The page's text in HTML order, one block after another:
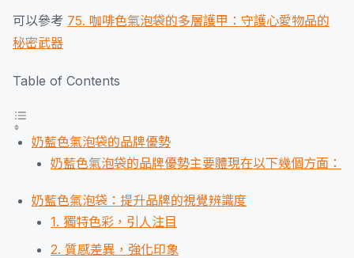
可以參考 75. 咖啡色氣泡袋的多層護甲：守護心愛物品的
秘密武器
Table of Contents
奶藍色氣泡袋的品牌優勢
奶藍色氣泡袋的品牌優勢主要體現在以下幾個方面：
奶藍色氣泡袋：提升品牌的視覺辨識度
1. 獨特色彩，引人注目
2. 質感差異，強化印象